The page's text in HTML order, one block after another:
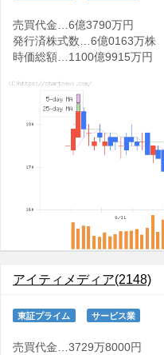
売買代金…6億3790万円
発行済株式数…6億0163万株
時価総額…1100億9915万円
アイティメディア(2148)
東証プライム サービス業
売買代金…3729万8000円